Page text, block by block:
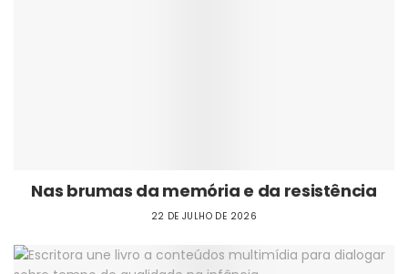
Nas brumas da memória e da resistência
22 DE JULHO DE 2026